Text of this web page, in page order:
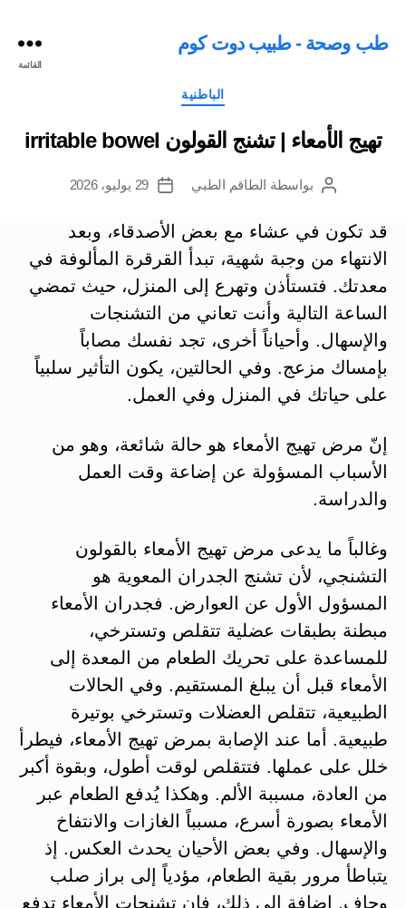
طب وصحة - طبيب دوت كوم
القائمة
التصنيفات
الباطنية
تهيج الأمعاء | تشنج القولون irritable bowel
كاتببواسطة الطاقم الطبي
تاريخ
29 يوليو، 2026
قد تكون في عشاء مع بعض الأصدقاء، وبعد
الانتهاء من وجبة شهية، تبدأ القرقرة المألوفة في
معدتك. فتستأذن وتهرع إلى المنزل، حيث تمضي
الساعة التالية وأنت تعاني من التشنجات
والإسهال. وأحياناً أخرى، تجد نفسك مصاباً
بإمساك مزعج. وفي الحالتين، يكون التأثير سلبياً
على حياتك في المنزل وفي العمل.
إنّ مرض تهيج الأمعاء هو حالة شائعة، وهو من
الأسباب المسؤولة عن إضاعة وقت العمل
والدراسة.
وغالباً ما يدعى مرض تهيج الأمعاء بالقولون
التشنجي، لأن تشنج الجدران المعوية هو
المسؤول الأول عن العوارض. فجدران الأمعاء
مبطنة بطبقات عضلية تتقلص وتسترخي،
للمساعدة على تحريك الطعام من المعدة إلى
الأمعاء قبل أن يبلغ المستقيم. وفي الحالات
الطبيعية، تتقلص العضلات وتسترخي بوتيرة
طبيعية. أما عند الإصابة بمرض تهيج الأمعاء، فيطرأ
خلل على عملها. فتتقلص لوقت أطول، وبقوة أكبر
من العادة، مسببة الألم. وهكذا يُدفع الطعام عبر
الأمعاء بصورة أسرع، مسبباً الغازات والانتفاخ
والإسهال. وفي بعض الأحيان يحدث العكس. إذ
يتباطأ مرور بقية الطعام، مؤدياً إلى براز صلب
وجاف. إضافة إلى ذلك، فإن تشنجات الأمعاء تدفع